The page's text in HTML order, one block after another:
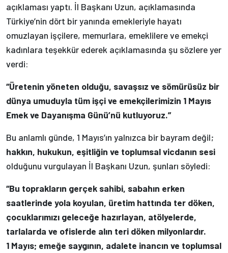
açıklaması yaptı. İl Başkanı Uzun, açıklamasında
Türkiye’nin dört bir yanında emekleriyle hayatı
omuzlayan işçilere, memurlara, emeklilere ve emekçi
kadınlara teşekkür ederek açıklamasında şu sözlere yer
verdi:
“Üretenin yöneten olduğu, savaşsız ve sömürüsüz bir
dünya umuduyla tüm işçi ve emekçilerimizin 1 Mayıs
Emek ve Dayanışma Günü’nü kutluyoruz.”
Bu anlamlı günde, 1 Mayıs’ın yalnızca bir bayram değil;
hakkın, hukukun, eşitliğin ve toplumsal vicdanın sesi
olduğunu vurgulayan İl Başkanı Uzun, şunları söyledi:
“Bu toprakların gerçek sahibi, sabahın erken
saatlerinde yola koyulan, üretim hattında ter döken,
çocuklarımızı geleceğe hazırlayan, atölyelerde,
tarlalarda ve ofislerde alın teri döken milyonlardır.
1 Mayıs; emeğe saygının, adalete inancın ve toplumsal